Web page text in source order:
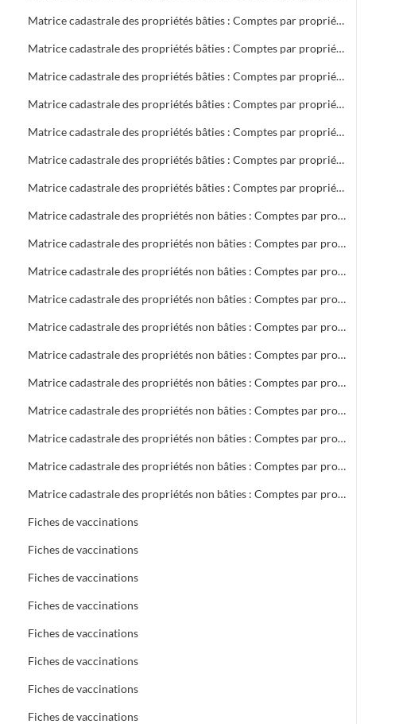
Matrice cadastrale des propriétés bâties : Comptes par propriétaire : L 101 à M 220
Matrice cadastrale des propriétés bâties : Comptes par propriétaire : M 221 à 1116
Matrice cadastrale des propriétés bâties : Comptes par propriétaire : N 1 à P 729
Matrice cadastrale des propriétés bâties : Comptes par propriétaire : P 730 à R 574
Matrice cadastrale des propriétés bâties : Comptes par propriétaire : R 575 à S 601
Matrice cadastrale des propriétés bâties : Comptes par propriétaire : S 602 à 399
Matrice cadastrale des propriétés bâties : Comptes par propriétaire : V 2 à Z 27
Matrice cadastrale des propriétés non bâties : Comptes par propriétaire : A Collectivités
Matrice cadastrale des propriétés non bâties : Comptes par propriétaire : BA à BOS
Matrice cadastrale des propriétés non bâties : Comptes par propriétaire : BOU à CHAP
Matrice cadastrale des propriétés non bâties : Comptes par propriétaire : CHAR à DOV
Matrice cadastrale des propriétés non bâties : Comptes par propriétaire : DR à GA
Matrice cadastrale des propriétés non bâties : Comptes par propriétaire : GEB à K
Matrice cadastrale des propriétés non bâties : Comptes par propriétaire : LA à MAZ
Matrice cadastrale des propriétés non bâties : Comptes par propriétaire : ME à PH
Matrice cadastrale des propriétés non bâties : Comptes par propriétaire : PIA à ROUG
Matrice cadastrale des propriétés non bâties : Comptes par propriétaire : ROVI à S
Matrice cadastrale des propriétés non bâties : Comptes par propriétaire : T à Z
Fiches de vaccinations
Fiches de vaccinations
Fiches de vaccinations
Fiches de vaccinations
Fiches de vaccinations
Fiches de vaccinations
Fiches de vaccinations
Fiches de vaccinations